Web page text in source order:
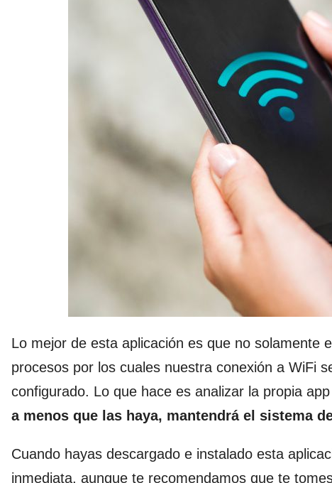
Lo mejor de esta aplicación es que no solamente
procesos por los cuales nuestra conexión a WiFi
configurado. Lo que hace es analizar la propia app
a menos que las haya, mantendrá el sistema
Cuando hayas descargado e instalado esta
inmediata, aunque te recomendamos que te